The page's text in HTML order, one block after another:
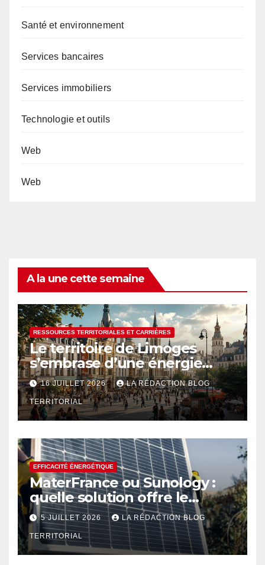
Santé et environnement
Services bancaires
Services immobiliers
Technologie et outils
Web
Web
A la une cette semaine
RESSOURCES TERRITORIALES ET CARRIÈRES
Le territoire de Limoges
s’embrase d’une énergie
créative renouvelée
16 JUILLET 2026 LA RÉDACTION BLOG
TERRITORIAL
EFFICACITÉ ÉNERGÉTIQUE
MaterFrance ou Sunology :
quelle solution offre le
meilleur rendement ?
5 JUILLET 2026 LA RÉDACTION BLOG
TERRITORIAL